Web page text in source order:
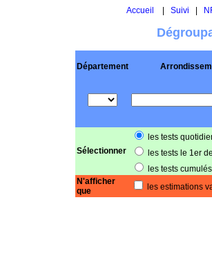
Accueil Suivi
Département
Sélectionner
les tests
les tests le 1er
les tests
N'afficher
que
les estimations